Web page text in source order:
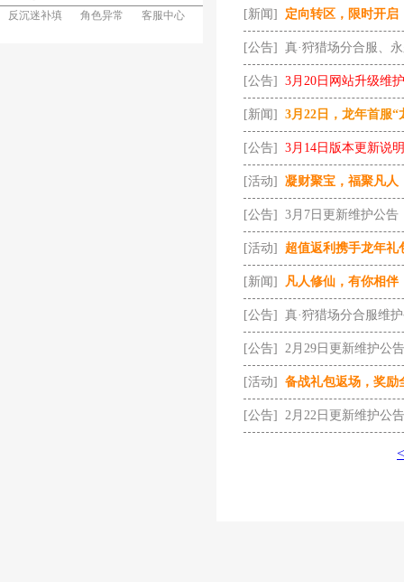
反沉迷补填 角色异常 客服中心 [新闻] 定向转区，限时开启
[公告] 真·狩猎场分合服、
[公告] 3月20日网站升级维
[新闻] 3月22日，龙年首服
[公告] 3月14日版本更新说明
[活动] 凝财聚宝，福聚凡人
[公告] 3月7日更新维护公告
[活动] 超值返利携手龙年礼
[新闻] 凡人修仙，有你相伴
[公告] 真·狩猎场分合服维
[公告] 2月29日更新维护公告
[活动] 备战礼包返场，奖励
[公告] 2月22日更新维护公告
<